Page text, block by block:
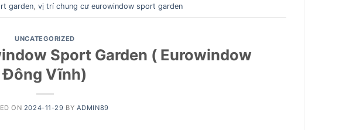
garden, vị trí chung cư eurowindow sport garden
UNCATEGORIZED
Sport Garden ( Eurowindow
Đông Vĩnh)
ON 2024-11-29 BY ADMIN89